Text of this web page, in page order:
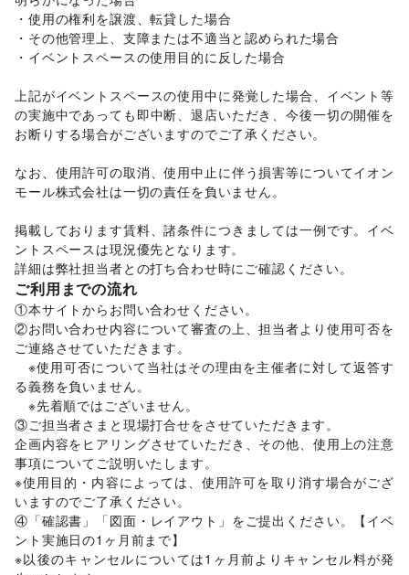
美容・健康・医療
ジム・フィットネス/ダイエット・健康グッズ/
美容・コスメ・香水/ヘアケア・シャンプー
エステ・美容サービス/健康食品・サプリメント
女性用品・フェムテック
コンタクトレンズ/医療・医薬品
/その他美容・健康
PC・スマートフォン スマホアクセサリー/ガジェット /
ゲーム/アニメ/コミック・マンガ/ アイドル・芸能人
楽器・音楽機材
Webメディア・アプリ/テレビ・ドラマ 映画
音楽・ライブ/演劇/占い /公営競技・宝くじ
その他エンタメ・ガジェット
アート・デザイン
絵画・書/写真・イラストレーション
その他アート・デザイン
レジャー・スポーツ
旅行・レジャー/キャンプ・アウトドア
バスケットボール/ゴルフ/その他レジャー・スポーツ
車・バイク・モビリティ
車/バイク・オートバイ/自転車・ロードバイク
マイクロモビリティ/その他車・バイク・モビリティ
NPO・公共団体
地方公共団体・行政・政府 /外国団体・大使館
募金・寄付
/NPO・ボランティア活動/ その他NPO・公共団体
ビジネス・オフィス
法人向けサービス/オフィス家具・OA機器
イベント企画・運営 /その他ビジネス・オフィス
その他活動・個人
その他活動・個人
・使用の権利を譲渡、転貸した場合
・その他管理上、支障または不適当と認められた場合
・イベントスペースの使用目的に反した場合
上記がイベントスペースの使用中に発覚した場合、イベント等
の実施中であっても即中断、退店いただき、今後一切の開催を
お断りする場合がございますのでご了承ください。
なお、使用許可の取消、使用中止に伴う損害等についてイオン
モール株式会社は一切の責任を負いません。
掲載しております賃料、諸条件につきましては一例です。イベ
ントスペースは現況優先となります。
詳細は弊社担当者との打ち合わせ時にご確認ください。
ご利用までの流れ
①本サイトからお問い合わせください。
②お問い合わせ内容について審査の上、担当者より使用可否を
ご連絡させていただきます。
※使用可否について当社はその理由を主催者に対して返答す
る義務を負いません。
※先着順ではございません。
③ご担当者さまと現場打合せをさせていただきます。
企画内容をヒアリングさせていただき、その他、使用上の注意
事項についてご説明いたします。
※使用目的・内容によっては、使用許可を取り消す場合がござ
いますのでご了承ください。
④「確認書」「図面・レイアウト」をご提出ください。【イベ
ント実施日の1ヶ月前まで】
※以後のキャンセルについては1ヶ月前よりキャンセル料が発